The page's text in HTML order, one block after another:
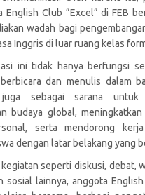
English Club “Excel” di FEB
wadah bagi
Inggris di luar ruang kelas
ini tidak hanya berfungsi
dan menulis dalam
sebagai sarana untuk
budaya global,
serta mendorong
dengan latar belakang yang
seperti diskusi, debat,
sosial lainnya, anggota